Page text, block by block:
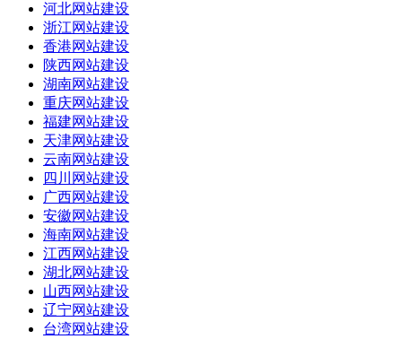
河北网站建设
浙江网站建设
香港网站建设
陕西网站建设
湖南网站建设
重庆网站建设
福建网站建设
天津网站建设
云南网站建设
四川网站建设
广西网站建设
安徽网站建设
海南网站建设
江西网站建设
湖北网站建设
山西网站建设
辽宁网站建设
台湾网站建设